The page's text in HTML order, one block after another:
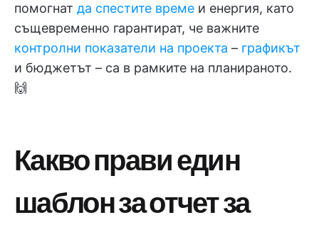
помогнат да спестите време и енергия, като
същевременно гарантират, че важните
контролни показатели на проекта – графикът
и бюджетът – са в рамките на планираното.
🙌
Какво прави един
шаблон за отчет за